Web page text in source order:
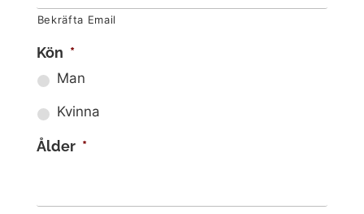
Bekräfta Email
Kön *
Man
Kvinna
Ålder *